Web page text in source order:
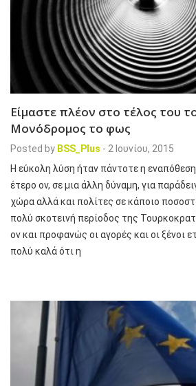
Είμαστε πλέον στο τέλος του
Μονόδρομος το φως
Posted by BSS_Plus - 2 Ιουνίου, 2015
Η εύκολη λύση ήταν πάντοτε η
έτερο ον, σε μια άλλη δύναμη, για
χώρα αλλά και πολίτες σε κάποιο
πολύ σκοτεινή περίοδος της
ον και προφανώς οι αγορές και οι ξένοι
πολύ καλά ότι η